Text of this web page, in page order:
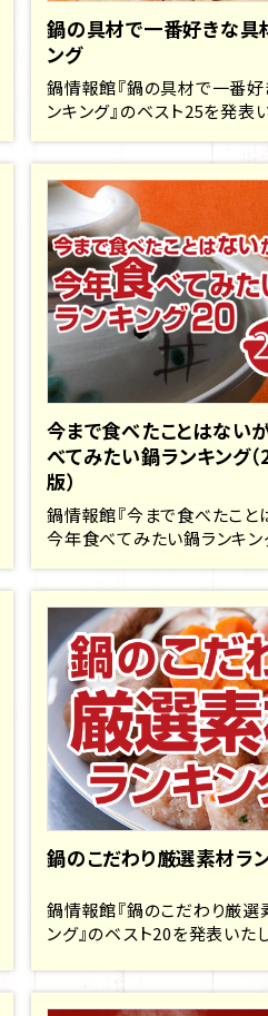
鍋の具材で一番好きな具
ング
鍋情報館『鍋の具材で一番
ンキング』のベスト25を発表
今まで食べたことはない
べてみたい鍋ランキング
版）
鍋情報館『今まで食べたこと
今年食べてみたい鍋ランキン
鍋のこだわり厳選素材ラ
鍋情報館『鍋のこだわり厳選
ング』のベスト20を発表いた